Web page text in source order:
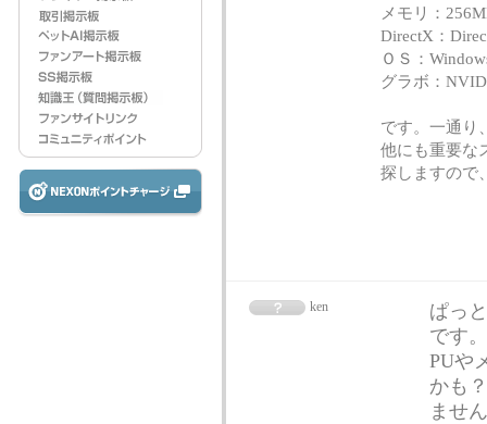
メモリ：
DirectX：
ＯＳ：
グラボ：
です。一通り
他にも重要な
探しますので
ken
ぱっ
です
PUや
かも
ませ